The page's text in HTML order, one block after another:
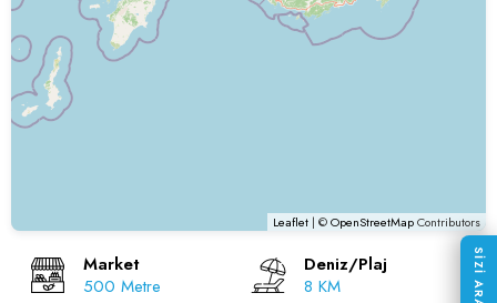
Leaflet | ©OpenStreetMapContributors
Market
500 Metre
Deniz/Plaj
8 KM